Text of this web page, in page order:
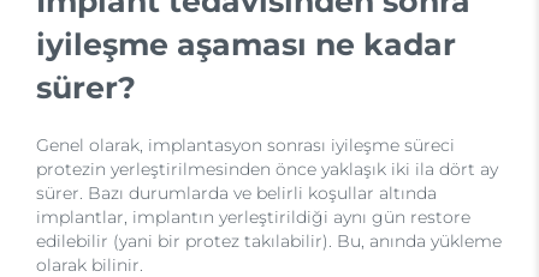
iyileşme aşaması ne kadar
sürer?
Genel olarak, implantasyon sonrası iyileşme süreci
protezin yerleştirilmesinden önce yaklaşık iki ila dört ay
sürer. Bazı durumlarda ve belirli koşullar altında
implantlar, implantın yerleştirildiği aynı gün restore
edilebilir (yani bir protez takılabilir). Bu, anında yükleme
olarak bilinir.